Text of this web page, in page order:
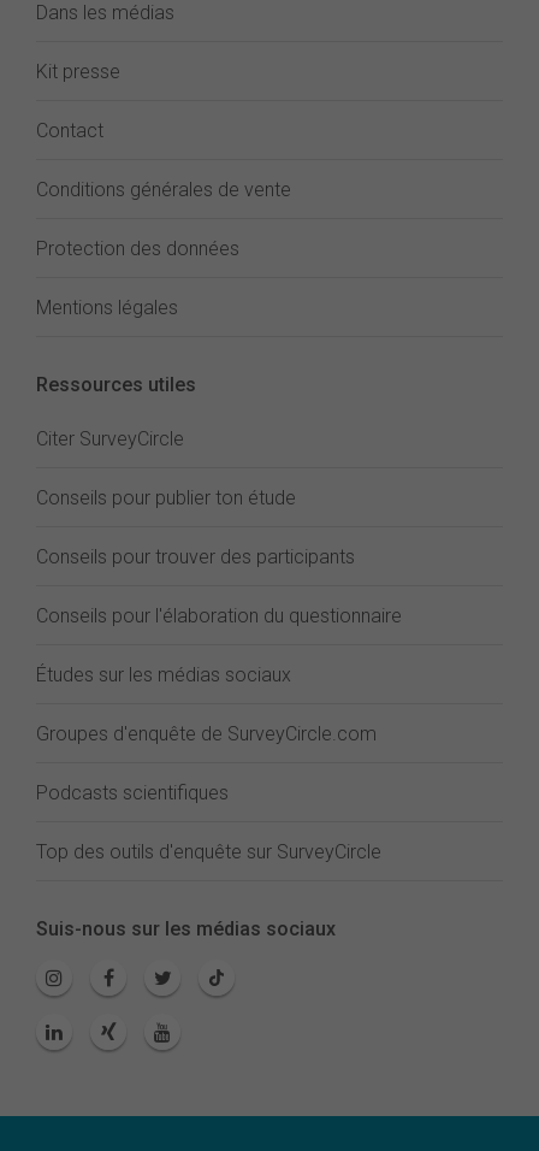
Dans les médias
Kit presse
Contact
Conditions générales de vente
Protection des données
Mentions légales
Ressources utiles
Citer SurveyCircle
Conseils pour publier ton étude
Conseils pour trouver des participants
Conseils pour l'élaboration du questionnaire
Études sur les médias sociaux
Groupes d'enquête de SurveyCircle.com
Podcasts scientifiques
Top des outils d'enquête sur SurveyCircle
Suis-nous sur les médias sociaux